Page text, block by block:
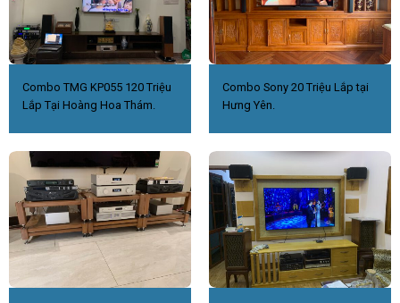
Combo TMG KP055 120 Triệu
Lắp Tại Hoàng Hoa Thám.
Combo Sony 20 Triệu Lắp tại
Hưng Yên.